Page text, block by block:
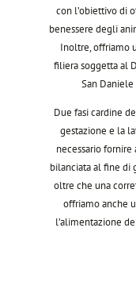
con l’obiettivo di
benessere degli
Inoltre, offriamo
filiera soggetta al
San
Due fasi cardine
gestazione e la
necessario fornire
bilanciata al fine di
oltre che una
offriamo anche
l’alimentazione